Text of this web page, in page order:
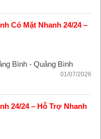
Có Mặt Nhanh 24/24 –
Bình - Quảng Bình
01/07/2026
24/24 – Hỗ Trợ Nhanh